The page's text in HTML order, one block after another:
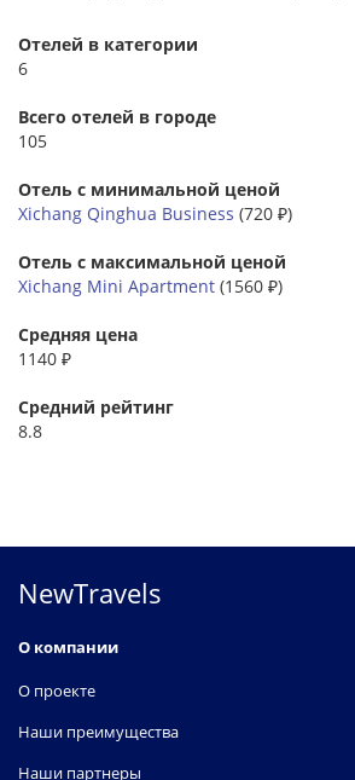
Отелей в категории
6
Всего отелей в городе
105
Отель с минимальной ценой
Xichang Qinghua Business (720 ₽)
Отель с максимальной ценой
Xichang Mini Apartment (1560 ₽)
Средняя цена
1140 ₽
Средний рейтинг
8.8
NewTravels
О компании
О проекте
Наши преимущества
Наши партнеры